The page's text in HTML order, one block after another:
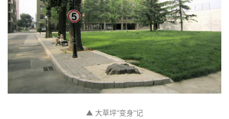
教
极
速
工
流
▲ 大草坪“变身”记